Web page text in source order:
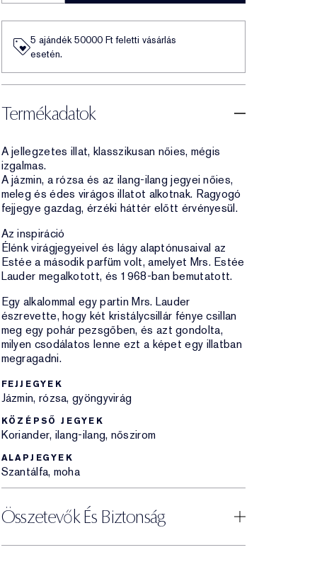
5 ajándék 50000​ Ft feletti vásárlás
esetén.
Termékadatok
A jellegzetes illat, klasszikusan nőies, mégis
izgalmas.
A jázmin, a rózsa és az ilang-ilang jegyei nőies,
meleg és édes virágos illatot alkotnak. Ragyogó
fejjegye gazdag, érzéki háttér előtt érvényesül.
Az inspiráció
Élénk virágjegyeivel és lágy alaptónusaival az
Estée a második parfüm volt, amelyet Mrs. Estée
Lauder megalkotott, és 1968-ban bemutatott.
Egy alkalommal egy partin Mrs. Lauder
észrevette, hogy két kristálycsillár fénye csillan
meg egy pohár pezsgőben, és azt gondolta,
milyen csodálatos lenne ezt a képet egy illatban
megragadni.
FEJJEGYEK
Jázmin, rózsa, gyöngyvirág
KÖZÉPSŐ JEGYEK
Koriander, ilang-ilang, nőszirom
ALAPJEGYEK
Szantálfa, moha
Összetevők És Biztonság